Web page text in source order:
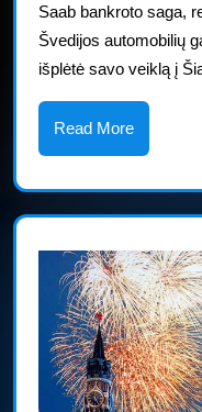
Saab bankroto saga,
Švedijos automobilių
išplėtė savo veiklą į
Read MoreRead
More